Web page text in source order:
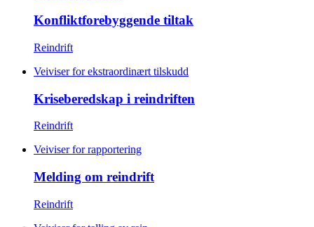
Konfliktforebyggende tiltak
Reindrift
Veiviser for ekstraordinært tilskudd
Kriseberedskap i reindriften
Reindrift
Veiviser for rapportering
Melding om reindrift
Reindrift